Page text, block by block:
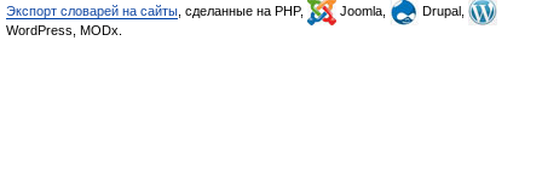
Экспорт словарей на сайты , сделанные на PHP, Joomla,
Drupal,
WordPress, MODx.